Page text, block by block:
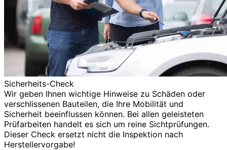
Sicherheits-Check
Wir geben Ihnen wichtige Hinweise zu Schäden oder
verschlissenen Bauteilen, die Ihre Mobilität und
Sicherheit beeinflussen können. Bei allen geleisteten
Prüfarbeiten handelt es sich um reine Sichtprüfungen.
Dieser Check ersetzt nicht die Inspektion nach
Herstellervorgabe!